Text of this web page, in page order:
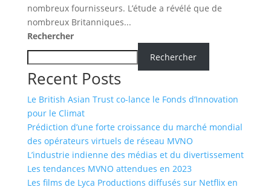
nombreux fournisseurs. L’étude a révélé que de
nombreux Britanniques...
Rechercher
Rechercher
Recent Posts
Le British Asian Trust co-lance le Fonds d’Innovation
pour le Climat
Prédiction d’une forte croissance du marché mondial
des opérateurs virtuels de réseau MVNO
L’industrie indienne des médias et du divertissement
Les tendances MVNO attendues en 2023
Les films de Lyca Productions diffusés sur Netflix en